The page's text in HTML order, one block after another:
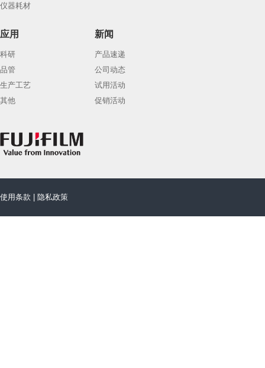
仪器耗材
应用
科研
品管
生产工艺
其他
新闻
产品速递
公司动态
试用活动
促销活动
使用条款 隐私政策